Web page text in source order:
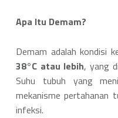
Apa Itu Demam?
Demam adalah kondisi
38°C atau lebih, yang
Suhu tubuh yang
mekanisme pertahanan
infeksi.